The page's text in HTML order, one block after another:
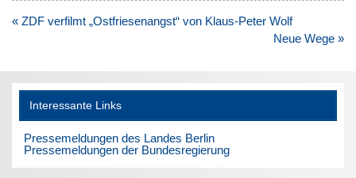
Beitragsnavigation
« ZDF verfilmt „Ostfriesenangst“ von Klaus-Peter Wolf
Neue Wege »
Interessante Links
Pressemeldungen des Landes Berlin
Pressemeldungen der Bundesregierung